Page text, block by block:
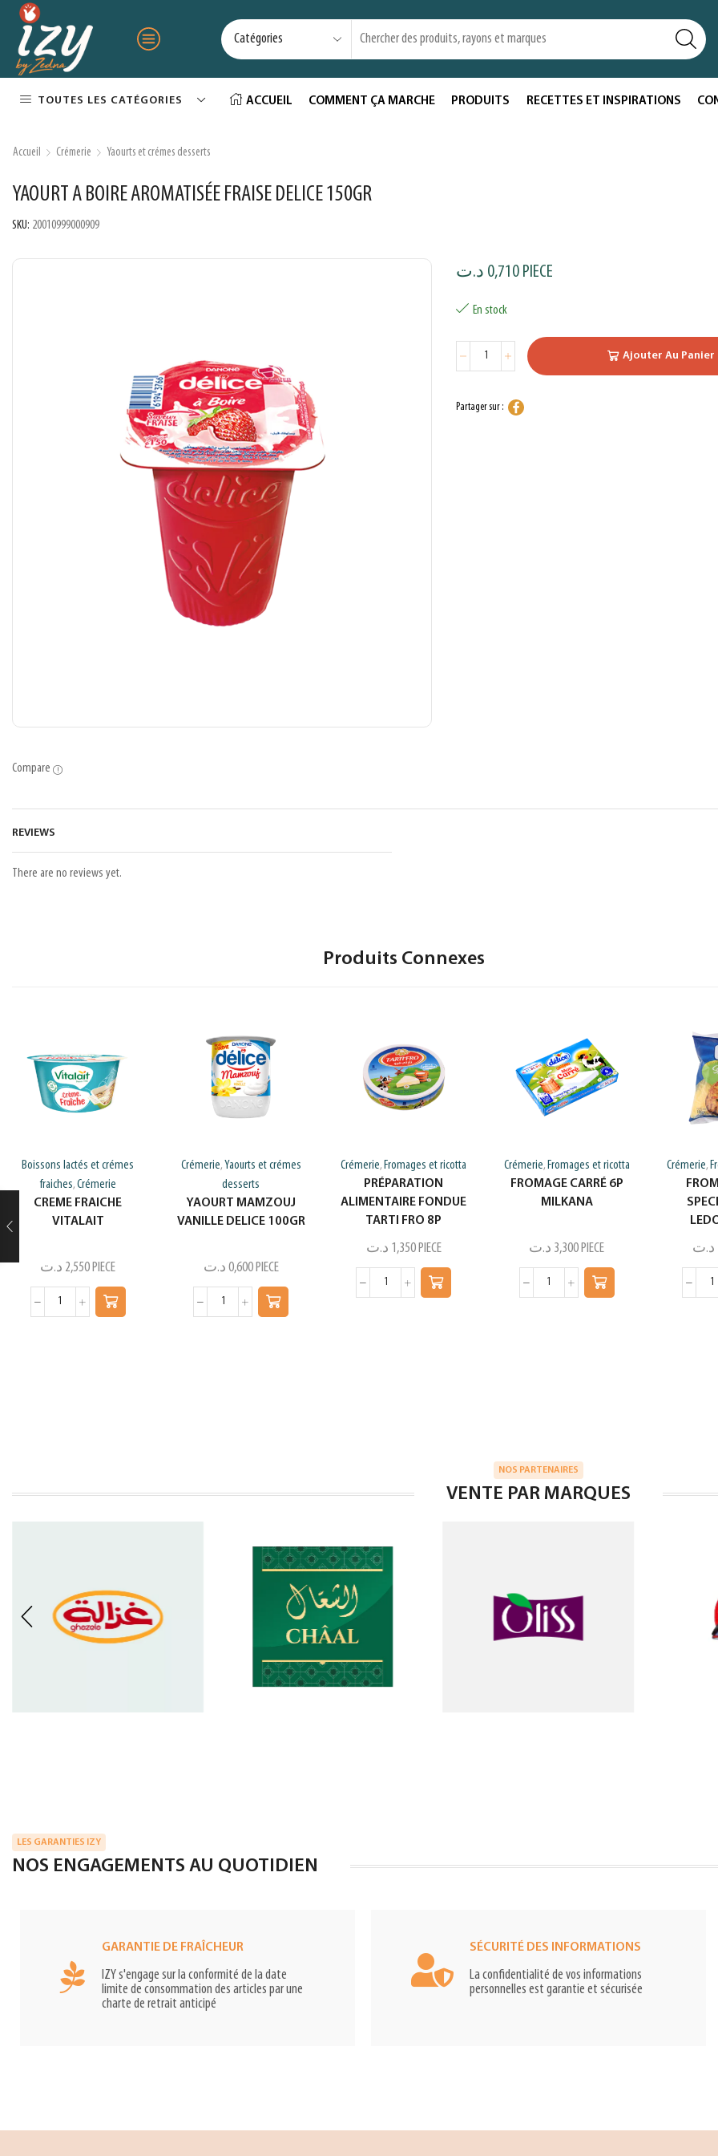
TOUTES LES CATÉGORIES ACCUEIL COMMENT ÇA MARCHE PRODUITS RECETTES ET INSPIRATIONS
Accueil Crémerie Yaourts et crémes desserts
YAOURT A BOIRE AROMATISÉE FRAISE DELICE 150GR
SKU: 20010999000909
Compare
0,710 د.ت PIECE
En stock
Ajouter Au Panier
Partager sur :
REVIEWS
There are no reviews yet.
Produits Connexes
Boissons lactés et crémes
fraiches, Crémerie
CREME FRAICHE
VITALAIT
2,550 د.ت PIECE
Crémerie, Yaourts et crémes
desserts
YAOURT MAMZOUJ
VANILLE DELICE 100GR
0,600 د.ت PIECE
Crémerie,Fromages et ricotta
PRÉPARATION
ALIMENTAIRE FONDUE
TARTI FRO 8P
1,350 د.ت PIECE
Crémerie, Fromages et ricotta
FROMAGE CARRÉ 6P
MILKANA
3,300 د.ت PIECE
Crémerie,
د.ت
NOS PARTENAIRES
VENTE PAR MARQUES
LES GARANTIES IZY
NOS ENGAGEMENTS AU QUOTIDIEN
GARANTIE DE FRAÎCHEUR
IZY s'engage sur la conformité de la date
limite de consommation des articles par une
charte de retrait anticipé
SÉCURITÉ DES INFORMATIONS
La confidentialité de vos informations
personnelles est garantie et sécurisée